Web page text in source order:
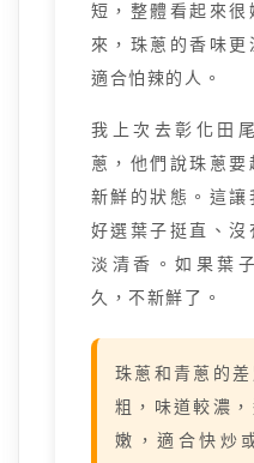
短，整體看起來
來，珠蔥的香味更
適合怕辣的人。
我上次去彰化田
蔥，他們說珠蔥
新鮮的狀態。這
好選葉子挺直、沒
淡清香。如果葉
久，不新鮮了。
珠蔥和青蔥的
粗，味道較濃
嫩，適合快炒